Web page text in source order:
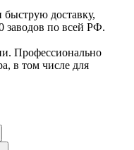
доставку,
заводов по всей РФ.
Профессионально
в том числе для